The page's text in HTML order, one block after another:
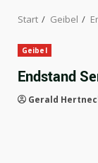
Start Geibel
Geibel
Endstand
Gerald